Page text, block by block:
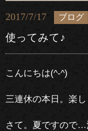
2017/7/17 ブログ
使ってみて♪
こんにちは(^-^)
三連休の本日。楽
さて。夏ですので…